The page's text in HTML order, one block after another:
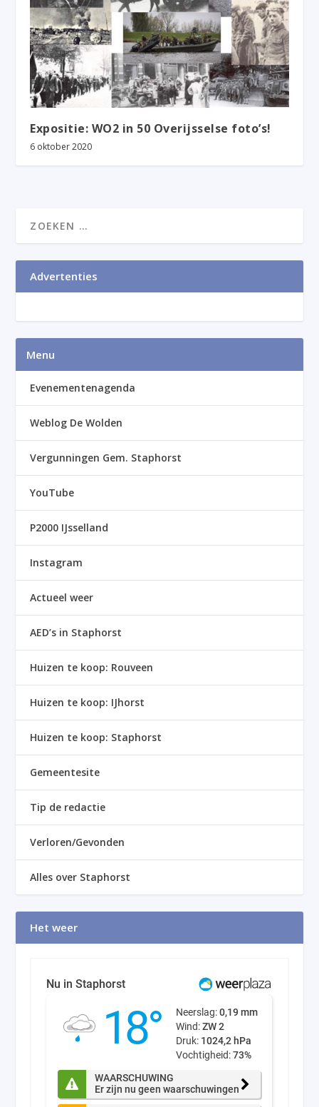
Expositie: WO2 in 50 Overijsselse foto’s!
6 oktober 2020
Advertenties
Menu
Evenementenagenda
Weblog De Wolden
Vergunningen Gem. Staphorst
YouTube
P2000 IJsselland
Instagram
Actueel weer
AED’s in Staphorst
Huizen te koop: Rouveen
Huizen te koop: IJhorst
Huizen te koop: Staphorst
Gemeentesite
Tip de redactie
Verloren/Gevonden
Alles over Staphorst
Het weer